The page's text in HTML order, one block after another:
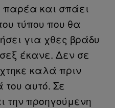
παρέα και σπάει
τύπου που θα
για χθες βράδυ
έκανε. Δεν σε
καλά πριν
αυτό. Σε
την προηγούμενη